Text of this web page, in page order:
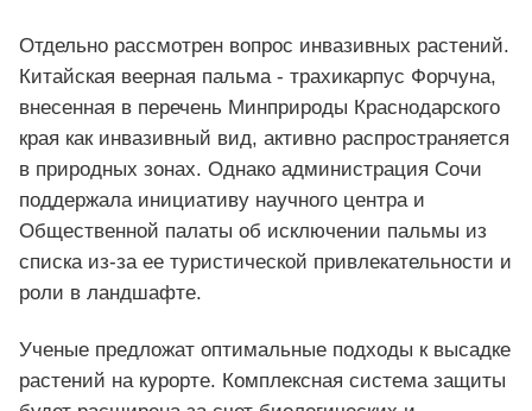
Отдельно рассмотрен вопрос инвазивных растений.
Китайская веерная пальма - трахикарпус Форчуна,
внесенная в перечень Минприроды Краснодарского
края как инвазивный вид, активно распространяется
в природных зонах. Однако администрация Сочи
поддержала инициативу научного центра и
Общественной палаты об исключении пальмы из
списка из-за ее туристической привлекательности и
роли в ландшафте.
Ученые предложат оптимальные подходы к высадке
растений на курорте. Комплексная система защиты